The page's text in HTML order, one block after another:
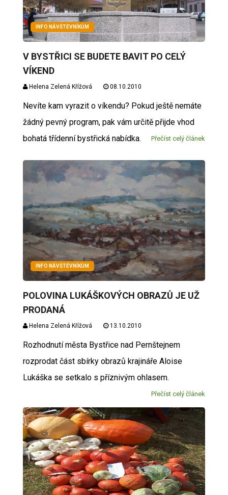
INFO NÁVŠTĚVNÍKŮM
V BYSTŘICI SE BUDETE BAVIT PO CELÝ
VÍKEND
Helena Zelená Křížová 08.10.2010
Nevíte kam vyrazit o víkendu? Pokud ještě nemáte
žádný pevný program, pak vám určitě přijde vhod
bohatá třídenní bystřická nabídka.
Přečíst celý článek
INFO NÁVŠTĚVNÍKŮM
POLOVINA LUKÁŠKOVÝCH OBRAZŮ JE UŽ
PRODANÁ
Helena Zelená Křížová 13.10.2010
Rozhodnutí města Bystřice nad Pernštejnem
rozprodat část sbírky obrazů krajináře Aloise
Lukáška se setkalo s příznivým ohlasem.
Přečíst celý článek